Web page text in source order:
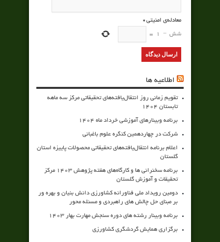
معادله‌ی امنیتی*
شش −
1
=
اطلاعیه ها
تقویم زمانی روز انتقال‌یافته‌های تحقیقاتی مرکز سه ماهه
تابستان 1404
برنامه وبینارهای آموزشی خرداد ماه 1404
شرکت در چهاردهمین کنگره علوم باغبانی
اعلام برنامه انتقال‌یافته‌های تحقیقاتی محصولات پاییزه استان
گلستان
برنامه سخنرانی ها و کارگاه‌های هفته پژوهش 1403 مرکز
تحقیقات و آموزش گلستان
دومین رویداد ملی فناورانه کشاورزی دانش بنیان و بهره ور
بر مبنای حل چالش های راهبردی و مسئله محور
برنامه وبینار رشته های دوره سنجش مهارت بهار 1403
برگزاری همایش گردشگری کشاورزی